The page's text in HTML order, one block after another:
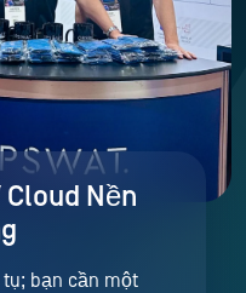
Nền
tụ; bạn cần một